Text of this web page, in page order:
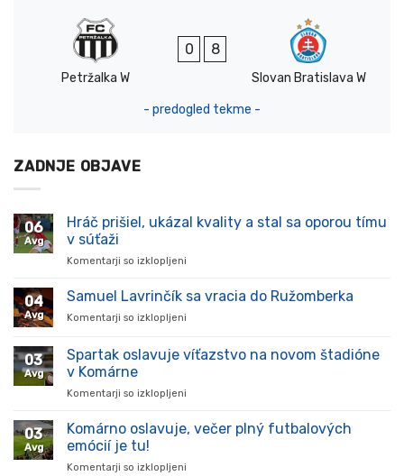
Petržalka W
0 8
Slovan Bratislava W
- predogled tekme -
ZADNJE OBJAVE
06
Avg
Hráč prišiel, ukázal kvality a stal sa oporou tímu
v súťaži
Komentarji so izklopljeni
prišiel,
stal
súťaži
04
Avg
Samuel Lavrinčík sa vracia do Ružomberka
Komentarji so izklopljeni
Lavrinčík
sa
03
Avg
Spartak oslavuje víťazstvo na novom štadióne
v Komárne
Komentarji so izklopljeni
oslavuje
03
Avg
Komárno oslavuje, večer plný futbalových
emócií je tu!
Komentarji so izklopljeni